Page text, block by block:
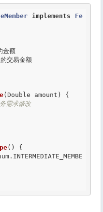
implements
Fe
交易金额
(Double amount) {
需求修改
() {